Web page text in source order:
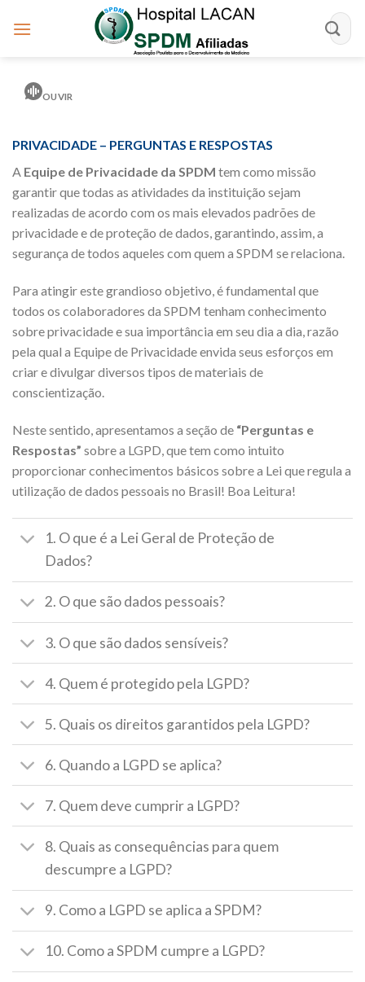
OUVIR
PRIVACIDADE – PERGUNTAS E RESPOSTAS
A Equipe de Privacidade da SPDM tem como missão
garantir que todas as atividades da instituição sejam
realizadas de acordo com os mais elevados padrões de
privacidade e de proteção de dados, garantindo, assim, a
segurança de todos aqueles com quem a SPDM se relaciona.
Para atingir este grandioso objetivo, é fundamental que
todos os colaboradores da SPDM tenham conhecimento
sobre privacidade e sua importância em seu dia a dia, razão
pela qual a Equipe de Privacidade envida seus esforços em
criar e divulgar diversos tipos de materiais de
conscientização.
Neste sentido, apresentamos a seção de “Perguntas e
Respostas” sobre a LGPD, que tem como intuito
proporcionar conhecimentos básicos sobre a Lei que regula a
utilização de dados pessoais no Brasil! Boa Leitura!
1. O que é a Lei Geral de Proteção de
Dados?
2. O que são dados pessoais?
3. O que são dados sensíveis?
4. Quem é protegido pela LGPD?
5. Quais os direitos garantidos pela LGPD?
6. Quando a LGPD se aplica?
7. Quem deve cumprir a LGPD?
8. Quais as consequências para quem
descumpre a LGPD?
9. Como a LGPD se aplica a SPDM?
10. Como a SPDM cumpre a LGPD?